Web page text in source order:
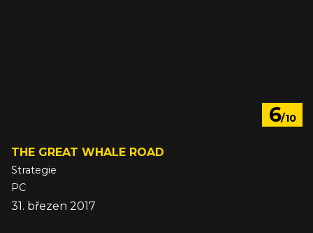
6/10
THE GREAT WHALE ROAD
Strategie
PC
31. březen 2017